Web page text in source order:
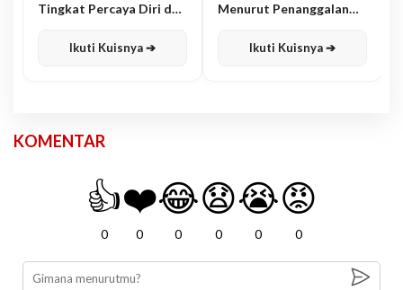
Tingkat Percaya Diri dan
Ikuti Kuisnya ➔
Menurut Penanggalan
Ikuti Kuisnya ➔
KOMENTAR
👍
0
❤️
0
😂
0
😧
0
😭
0
😡
0